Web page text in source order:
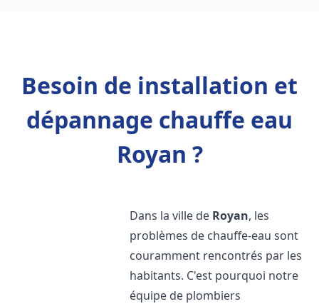
Besoin de installation et
dépannage chauffe eau
Royan ?
Dans la ville de Royan, les
problèmes de chauffe-eau sont
couramment rencontrés par les
habitants. C'est pourquoi notre
équipe de plombiers